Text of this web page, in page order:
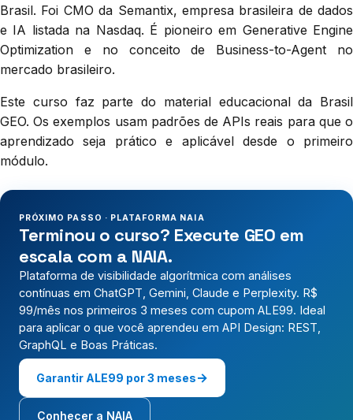
Brasil. Foi CMO da Semantix, empresa brasileira de dados
e IA listada na Nasdaq. É pioneiro em Generative Engine
Optimization e no conceito de Business-to-Agent no
mercado brasileiro.
Este curso faz parte do material educacional da Brasil
GEO. Os exemplos usam padrões de APIs reais para que o
aprendizado seja prático e aplicável desde o primeiro
módulo.
PRÓXIMO PASSO · PLATAFORMA NAIA
Terminou o curso? Execute GEO em
escala com a NAIA.
Plataforma de visibilidade algorítmica com análises
contínuas em ChatGPT, Gemini, Claude e Perplexity. R$
99/mês nos primeiros 3 meses com cupom ALE99. Ideal
para aplicar o que você aprendeu em API Design: REST,
GraphQL e Boas Práticas.
Garantir ALE99 por 3 meses→
Conhecer a NAIA